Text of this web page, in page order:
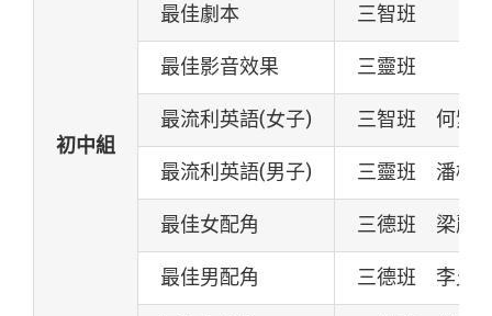
初中組
最佳劇本 三智班
最佳影音效果 三靈班
最流利英語(女子) 三智班 何紫
最流利英語(男子) 三靈班 潘柏
最佳女配角 三德班 梁麗
最佳男配角 三德班 李允